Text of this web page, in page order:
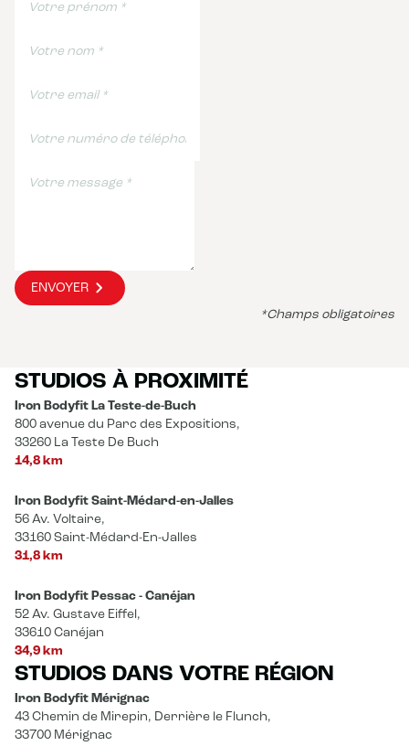
ENVOYER
*Champs obligatoires
STUDIOS À PROXIMITÉ
Iron Bodyfit La Teste-de-Buch
800 avenue du Parc des Expositions,
33260 La Teste De Buch
14,8 km
Iron Bodyfit Saint-Médard-en-Jalles
56 Av. Voltaire,
33160 Saint-Médard-En-Jalles
31,8 km
Iron Bodyfit Pessac - Canéjan
52 Av. Gustave Eiffel,
33610 Canéjan
34,9 km
STUDIOS DANS VOTRE RÉGION
Iron Bodyfit Mérignac
43 Chemin de Mirepin, Derrière le Flunch,
33700 Mérignac